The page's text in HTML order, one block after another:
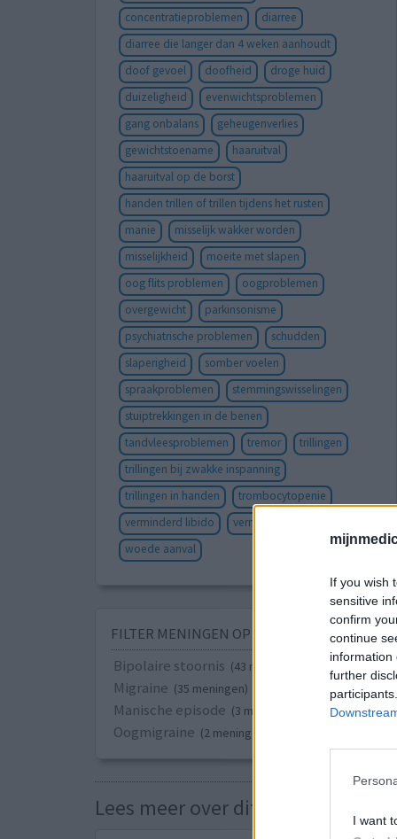
If you wish
sensitive
confirm
continue
information
further
I want
concentratieproblemen
diarree
diarree die langer dan 4 weken aanhoudt
doof gevoel
doofheid
droge huid
duizeligheid
evenwichtsproblemen
gang onbalans
geheugenverlies
gewichtstoename
haaruitval
haaruitval op de borst
handen trillen of trillen tijdens het rusten
manie
misselijk wakker worden
misselijkheid
moeite met slapen
oog flits problemen
oogproblemen
overgewicht
parkinsonisme
psychiatrische problemen
schudden
slaperigheid
somber voelen
spraakproblemen
stemmingswisselingen
stuiptrekkingen in de benen
tandvleesproblemen
tremor
trillingen
trillingen bij zwakke inspanning
trillingen in handen
trombocytopenie
verminderd libido
vermoeidheid
woede aanval
FILTER MENINGEN OP ZIEKTE
Bipolaire stoornis (43 meningen)
Migraine (35 meningen)
Manische episode (3 meningen)
Oogmigraine (2 meningen)
Lees meer over dit medicijn